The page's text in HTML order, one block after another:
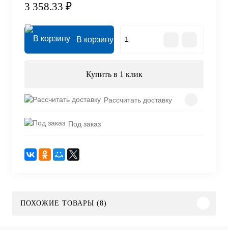
3 358.33 ₽
В корзину
Купить в 1 клик
Рассчитать доставку
Под заказ
ПОХОЖИЕ ТОВАРЫ (8)